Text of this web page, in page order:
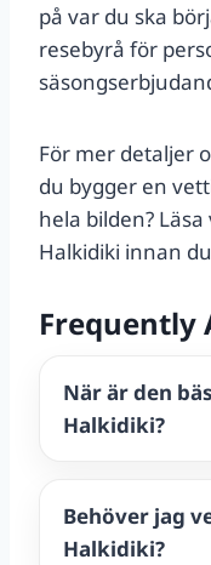
på var du ska
resebyrå för
För mer detaljer
du bygger en
hela bilden?
Halkidiki innan
Frequently
När är den
Halkidiki?
Behöver jag
Halkidiki?